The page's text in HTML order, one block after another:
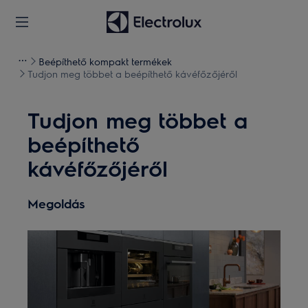
Beépíthető kompakt termékek
Tudjon meg többet a beépíthető kávéfőzőjéről
Tudjon meg többet a
beépíthető
kávéfőzőjéről
Megoldás